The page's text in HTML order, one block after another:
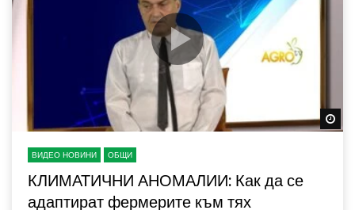
ВИДЕО НОВИНИ ОБЩИ
КЛИМАТИЧНИ АНОМАЛИИ: Как да се
адаптират фермерите към тях